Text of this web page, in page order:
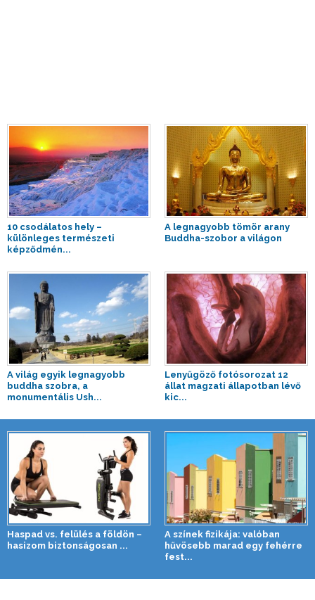
10 csodálatos hely –
különleges természeti
képződmén...
A legnagyobb tömör arany
Buddha-szobor a világon
A világ egyik legnagyobb
buddha szobra, a
monumentális Ush...
Lenyűgöző fotósorozat 12
állat magzati állapotban lévő
kic...
Haspad vs. felülés a földön –
hasizom biztonságosan ...
A színek fizikája: valóban
hűvösebb marad egy fehérre
fest...